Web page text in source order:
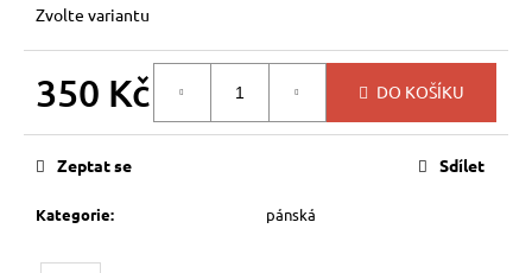
Zvolte variantu
350 Kč DO KOŠÍKU
Kategorie: pánská
Zeptat se Sdílet
D
o
p
o